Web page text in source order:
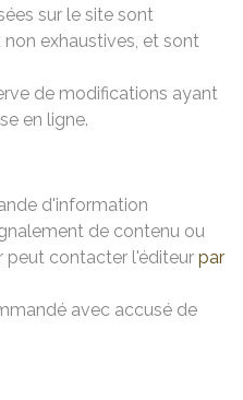
sur le site sont
exhaustives, et sont
de modifications ayant
en ligne.
d'information
de contenu ou
peut contacter l'éditeur par
avec accusé de